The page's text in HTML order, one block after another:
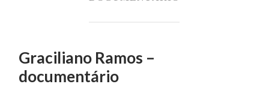
Graciliano Ramos –
documentário